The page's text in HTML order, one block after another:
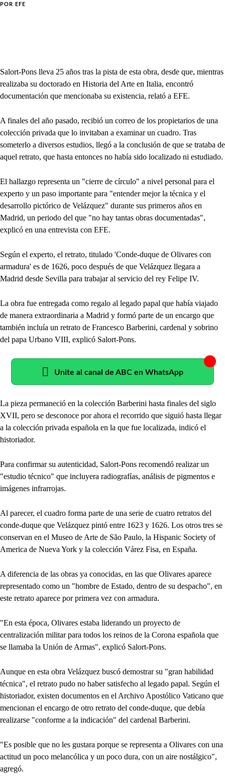
POR EFE
Salort-Pons lleva 25 años tras la pista de esta obra, desde que, mientras
realizaba su doctorado en Historia del Arte en Italia, encontró
documentación que mencionaba su existencia, relató a EFE.
A finales del año pasado, recibió un correo de los propietarios de una
colección privada que lo invitaban a examinar un cuadro. Tras
someterlo a diversos estudios, llegó a la conclusión de que se trataba de
aquel retrato, que hasta entonces no había sido localizado ni estudiado.
El hallazgo representa un "cierre de círculo" a nivel personal para el
experto y un paso importante para "entender mejor la técnica y el
desarrollo pictórico de Velázquez" durante sus primeros años en
Madrid, un periodo del que "no hay tantas obras documentadas",
explicó en una entrevista con EFE.
Según el experto, el retrato, titulado 'Conde-duque de Olivares con
armadura' es de 1626, poco después de que Velázquez llegara a
Madrid desde Sevilla para trabajar al servicio del rey Felipe IV.
La obra fue entregada como regalo al legado papal que había viajado
de manera extraordinaria a Madrid y formó parte de un encargo que
también incluía un retrato de Francesco Barberini, cardenal y sobrino
del papa Urbano VIII, explicó Salort-Pons.
Unite al canal de ABC en WhatsApp
La pieza permaneció en la colección Barberini hasta finales del siglo
XVII, pero se desconoce por ahora el recorrido que siguió hasta llegar
a la colección privada española en la que fue localizada, indicó el
historiador.
Para confirmar su autenticidad, Salort-Pons recomendó realizar un
"estudio técnico" que incluyera radiografías, análisis de pigmentos e
imágenes infrarrojas.
Al parecer, el cuadro forma parte de una serie de cuatro retratos del
conde-duque que Velázquez pintó entre 1623 y 1626. Los otros tres se
conservan en el Museo de Arte de São Paulo, la Hispanic Society of
America de Nueva York y la colección Várez Fisa, en España.
A diferencia de las obras ya conocidas, en las que Olivares aparece
representado como un "hombre de Estado, dentro de su despacho", en
este retrato aparece por primera vez con armadura.
"En esta época, Olivares estaba liderando un proyecto de
centralización militar para todos los reinos de la Corona española que
se llamaba la Unión de Armas", explicó Salort-Pons.
Aunque en esta obra Velázquez buscó demostrar su "gran habilidad
técnica", el retrato pudo no haber satisfecho al legado papal. Según el
historiador, existen documentos en el Archivo Apostólico Vaticano que
mencionan el encargo de otro retrato del conde-duque, que debía
realizarse "conforme a la indicación" del cardenal Barberini.
"Es posible que no les gustara porque se representa a Olivares con una
actitud un poco melancólica y un poco dura, con un aire nostálgico",
agregó.